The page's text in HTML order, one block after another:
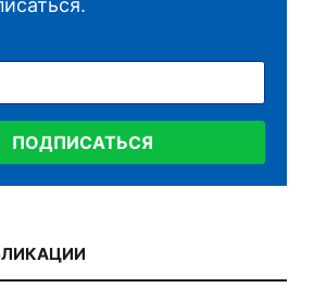
ПОДПИСАТЬСЯ